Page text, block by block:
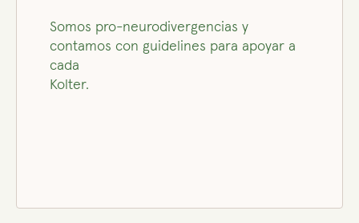
Somos pro-neurodivergencias y
contamos con guidelines para apoyar a
cada
Kolter.